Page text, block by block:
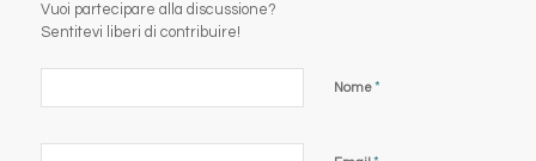
Vuoi partecipare alla discussione?
Sentitevi liberi di contribuire!
Nome*